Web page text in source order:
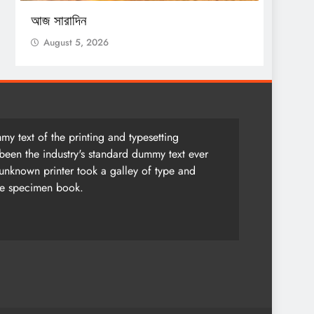
আজ সারাদিন
August 5, 2026
text of the printing and typesetting
the industry's standard dummy text ever
printer took a galley of type and
specimen book.